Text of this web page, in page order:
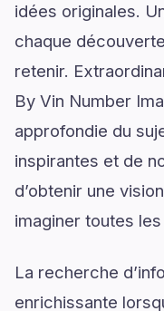
idées originales.
chaque
retenir.
By Vin Number
approfondie du
inspirantes et de
d’obtenir une
imaginer toutes
La recherche
enrichissante